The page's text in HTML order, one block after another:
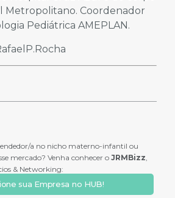
Metropolitano. Coordenador
Pediátrica AMEPLAN.
a no nicho materno-infantil ou
mercado? Venha conhecer o JRMBizz,
& Networking:
sua Empresa no HUB!